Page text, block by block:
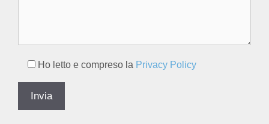
Ho letto e compreso la Privacy Policy